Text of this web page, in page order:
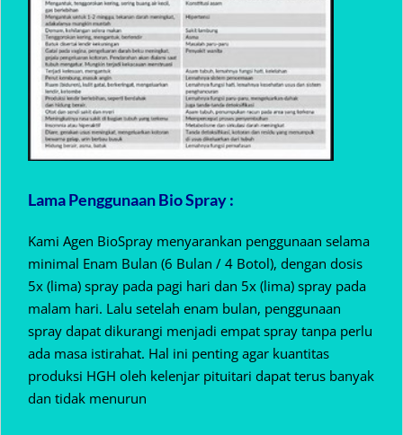
Lama Penggunaan Bio Spray :
Kami Agen BioSpray menyarankan penggunaan selama
minimal Enam Bulan (6 Bulan / 4 Botol), dengan dosis
5x (lima) spray pada pagi hari dan 5x (lima) spray pada
malam hari. Lalu setelah enam bulan, penggunaan
spray dapat dikurangi menjadi empat spray tanpa perlu
ada masa istirahat. Hal ini penting agar kuantitas
produksi HGH oleh kelenjar pituitari dapat terus banyak
dan tidak menurun